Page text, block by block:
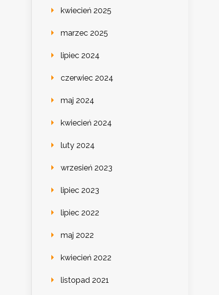
kwiecień 2025
marzec 2025
lipiec 2024
czerwiec 2024
maj 2024
kwiecień 2024
luty 2024
wrzesień 2023
lipiec 2023
lipiec 2022
maj 2022
kwiecień 2022
listopad 2021